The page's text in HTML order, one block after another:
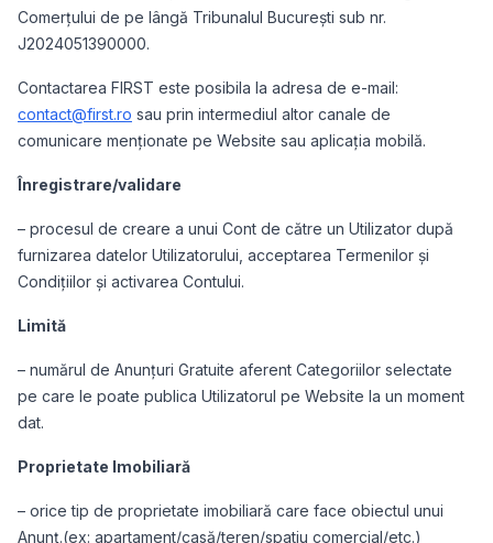
Comerțului de pe lângă Tribunalul București sub nr.
J2024051390000.
Contactarea FIRST este posibila la adresa de e-mail:
contact@first.ro sau prin intermediul altor canale de
comunicare menționate pe Website sau aplicația mobilă.
Înregistrare/validare
– procesul de creare a unui Cont de către un Utilizator după
furnizarea datelor Utilizatorului, acceptarea Termenilor și
Condițiilor și activarea Contului.
Limită
– numărul de Anunțuri Gratuite aferent Categoriilor selectate
pe care le poate publica Utilizatorul pe Website la un moment
dat.
Proprietate Imobiliară
– orice tip de proprietate imobiliară care face obiectul unui
Anunț.(ex: apartament/casă/teren/spatiu comercial/etc.)